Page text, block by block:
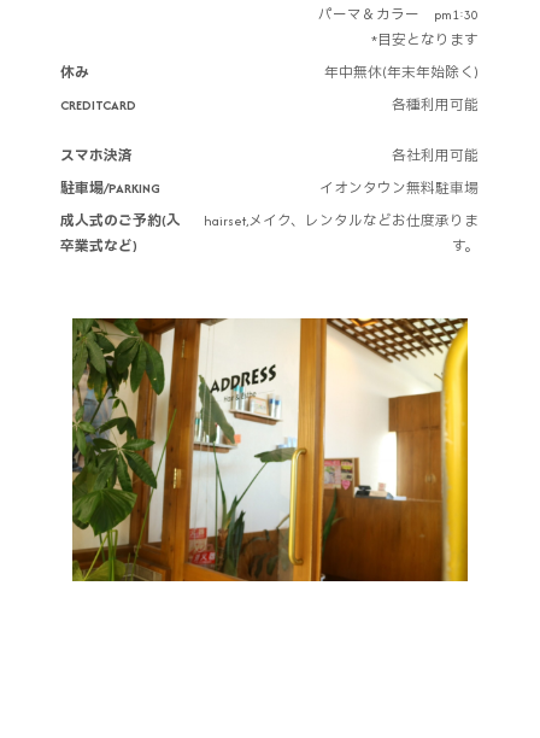
パーマ＆カラー pm1:30
*目安となります
休み
年中無休(年末年始除く)
CREDITCARD
スマホ決済
各種利用可能
各社利用可能
駐車場/PARKING
イオンタウン無料駐車場
成人式のご予約(入
卒業式など)
hairset,メイク、レンタルなどお仕度承りま
す。